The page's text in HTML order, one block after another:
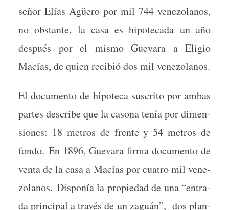
señor Elías Agüero por mil 744 vene­zolanos,
no obstante, la casa es hipoteca­da un año
después por el mis­mo Gue­vara a Eli­gio
Macías, de quien recibió dos mil venezolanos.
El doc­u­men­to de hipote­ca suscrito por ambas
partes describe que la casona tenía por dimen­
siones: 18 met­ros de frente y 54 met­ros de
fon­do. En 1896, Gue­vara fir­ma doc­u­men­to de
ven­ta de la casa a Macías por cua­tro mil vene­
zolanos. Disponía la propiedad de una “entra­
da prin­ci­pal a través de un zaguán”, dos plan­